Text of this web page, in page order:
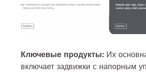
Ключевые продукты:Их
включает задвижки с напорным